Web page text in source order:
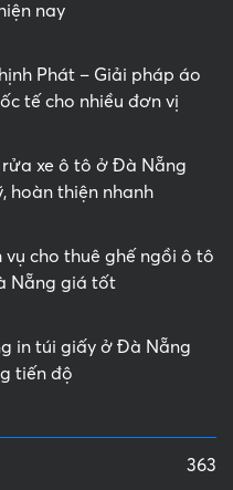
nay
Phát – Giải pháp áo
tế cho nhiều đơn vị
rửa xe ô tô ở Đà Nẵng
hoàn thiện nhanh
vụ cho thuê ghế ngồi ô tô
Nẵng giá tốt
in túi giấy ở Đà Nẵng
tiến độ
363